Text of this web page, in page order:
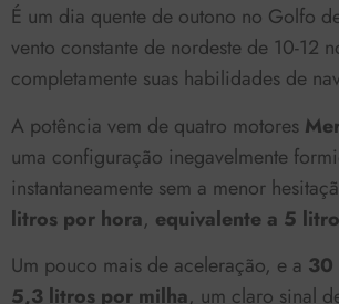
É um dia quente de outono no Golfo
vento constante de nordeste de 10-
completamente suas habilidades de
A potência vem de quatro motores
uma configuração inegavelmente
instantaneamente sem a menor
litros por hora, equivalente a 5
Um pouco mais de aceleração, e a 30
5,3 litros por milha, um claro sinal